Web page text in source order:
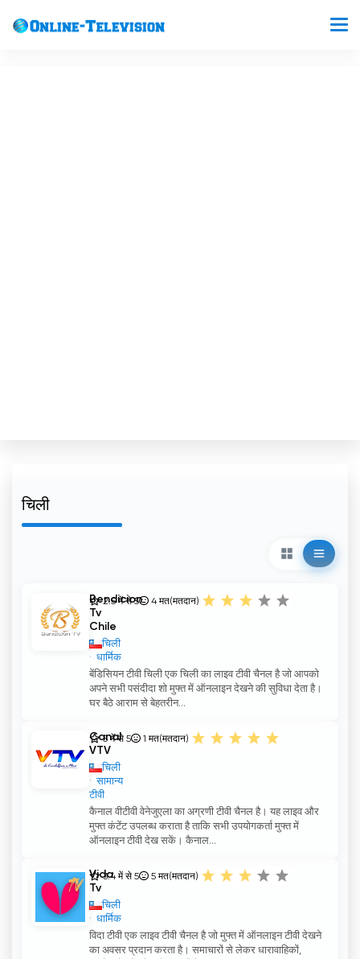
चिली
Bendicion
Tv
Chile
चिली
धार्मिक
2.5 में से 5 4 मत(मतदान)
बेंडिसियन टीवी चिली एक चिली का लाइव टीवी चैनल है जो आपको
अपने सभी पसंदीदा शो मुफ्त में ऑनलाइन देखने की सुविधा देता है।
घर बैठे आराम से बेहतरीन...
Canal
VTV
चिली
सामान्य
टीवी
5 में से 5 1 मत(मतदान)
कैनाल वीटीवी वेनेजुएला का अग्रणी टीवी चैनल है। यह लाइव और
मुफ्त कंटेंट उपलब्ध कराता है ताकि सभी उपयोगकर्ता मुफ्त में
ऑनलाइन टीवी देख सकें। कैनाल...
Vida
Tv
चिली
धार्मिक
3.4 में से 5 5 मत(मतदान)
विदा टीवी एक लाइव टीवी चैनल है जो मुफ्त में ऑनलाइन टीवी देखने
का अवसर प्रदान करता है। समाचारों से लेकर धारावाहिकों,